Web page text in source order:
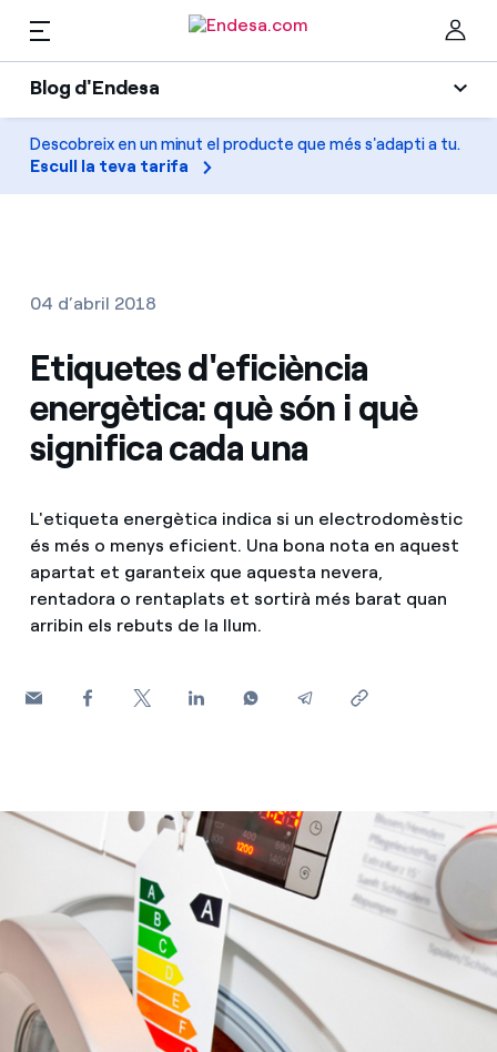
Blog d'Endesa
Blog d'Endesa
Llum
Gas
Electrodomèstics
Consells d estalvi
Horaris punta, horaris pla i horaris vall: què són, quan
Llars
Troba la tarifa que més et convé
Compara les nostres tarifes d’empresa i estalvia
Per cada kWh que estalviïs, et descomptem un
Com puc veure les meves factures d'Endesa?
Com canviar el titular del contracte?
Has rebut una oferta per canviar de companyia?
Ofertes per a autònoms i Pymes
Mobilitat
PARA TI
Climatització
T'ajudem
Compromís
Estafes telefòniques
CA
Descobreix en un minut el producte que més s'adapti a tu.
Escull la teva tarifa
04 d’abril 2018
Etiquetes d'eficiència
energètica: què són i què
significa cada una
L'etiqueta energètica indica si un electrodomèstic
és més o menys eficient. Una bona nota en aquest
apartat et garanteix que aquesta nevera,
rentadora o rentaplats et sortirà més barat quan
arribin els rebuts de la llum.